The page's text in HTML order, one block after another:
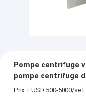
Pompe centrifuge
pompe centrifuge
Prix：USD 500-5000/set